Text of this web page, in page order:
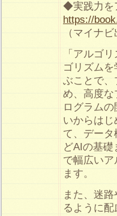
◆実践力を
https://
（マイナ
「アルゴ
ゴリズムを
ぶことで、
め、高度な
ログラム
いからはじ
て、デー
どAIの基礎
で幅広い
ます。
また、迷
るように配